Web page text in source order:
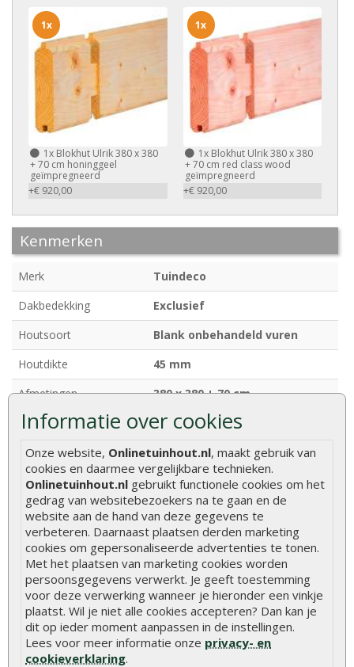
Informatie over cookies
Onze website, Onlinetuinhout.nl, maakt gebruik van
cookies en daarmee vergelijkbare technieken.
Onlinetuinhout.nl gebruikt functionele cookies om het
gedrag van websitebezoekers na te gaan en de
website aan de hand van deze gegevens te
verbeteren. Daarnaast plaatsen derden marketing
cookies om gepersonaliseerde advertenties te tonen.
Met het plaatsen van marketing cookies worden
persoonsgegevens verwerkt. Je geeft toestemming
voor deze verwerking wanneer je hieronder een vinkje
plaatst. Wil je niet alle cookies accepteren? Dan kan je
dit op ieder moment aanpassen in de instellingen.
Lees voor meer informatie onze privacy- en
cookieverklaring.
1x Blokhut Ulrik 380 x 380
+ 70 cm honinggeel
geïmpregneerd
+€ 920,00
1x
1xBlokhut Ulrik 380 x 380
+ 70 cm red class wood
geïmpregneerd
+€ 920,00
1x
Kenmerken
Merk
Tuindeco
Dakbedekking
Exclusief
Houtsoort
Blank onbehandeld vuren
Houtdikte
45 mm
Afmetingen
380 x 380 + 70 cm
Breedte
380 cm
Diepte
380 + 70 cm
Funderingsmaat
360 x 360 cm
Nokhoogte
ca. 263 cm
Deurhoogte
ca. 190 cm (inclusief kozijn)
Ramen
1 te openen raam (enkel glas)
Dakafwerking
Zadeldak
Model
Klassiek model
Bevestigingsmaterialen